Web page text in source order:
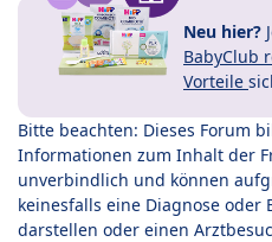
Neu hier?
BabyClub
Vorteile
Bitte beachten: Dieses Forum
Informationen zum Inhalt der
unverbindlich und können
keinesfalls eine Diagnose
darstellen oder einen